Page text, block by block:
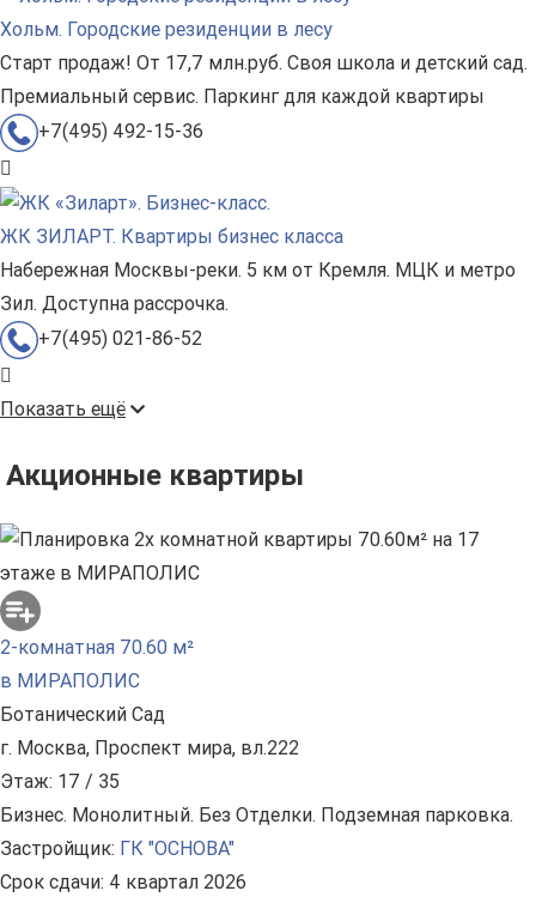
Хольм. Городские резиденции в лесу
Старт продаж! От 17,7 млн.руб. Своя школа и детский сад.
Премиальный сервис. Паркинг для каждой квартиры
+7(495) 492-15-36
ЖК ЗИЛАРТ. Квартиры бизнес класса
Набережная Москвы-реки. 5 км от Кремля. МЦК и метро
Зил. Доступна рассрочка.
+7(495) 021-86-52
Показать ещё
Акционные квартиры
2-комнатная 70.60 м²
в МИРАПОЛИС
Ботанический Сад
г. Москва, Проспект мира, вл.222
Этаж: 17 / 35
Бизнес. Монолитный. Без Отделки. Подземная парковка.
Застройщик: ГК "ОСНОВА"
Срок сдачи: 4 квартал 2026